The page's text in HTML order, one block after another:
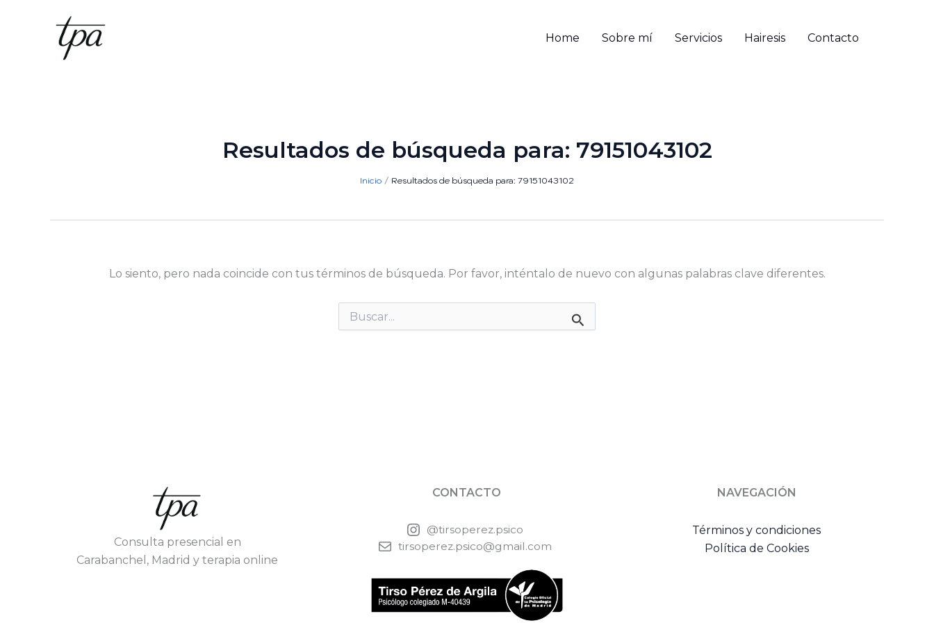
Home Sobre mí Servicios Hairesis Contacto
Resultados de búsqueda para: 79151043102
Inicio Resultados de búsqueda para: 79151043102
Lo siento, pero nada coincide con tus términos de búsqueda. Por favor, inténtalo de nuevo con algunas palabras clave diferentes.
Buscar
por:
Consulta presencial en
Carabanchel, Madrid y terapia online
CONTACTO
@tirsoperez.psico
tirsoperez.psico@gmail.com
NAVEGACIÓN
Términos y condiciones
Política de Cookies